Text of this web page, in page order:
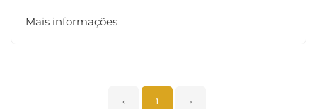
Mais informações
‹ 1 ›